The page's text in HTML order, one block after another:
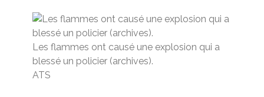
Les flammes ont causé une explosion qui a
blessé un policier (archives).
ATS